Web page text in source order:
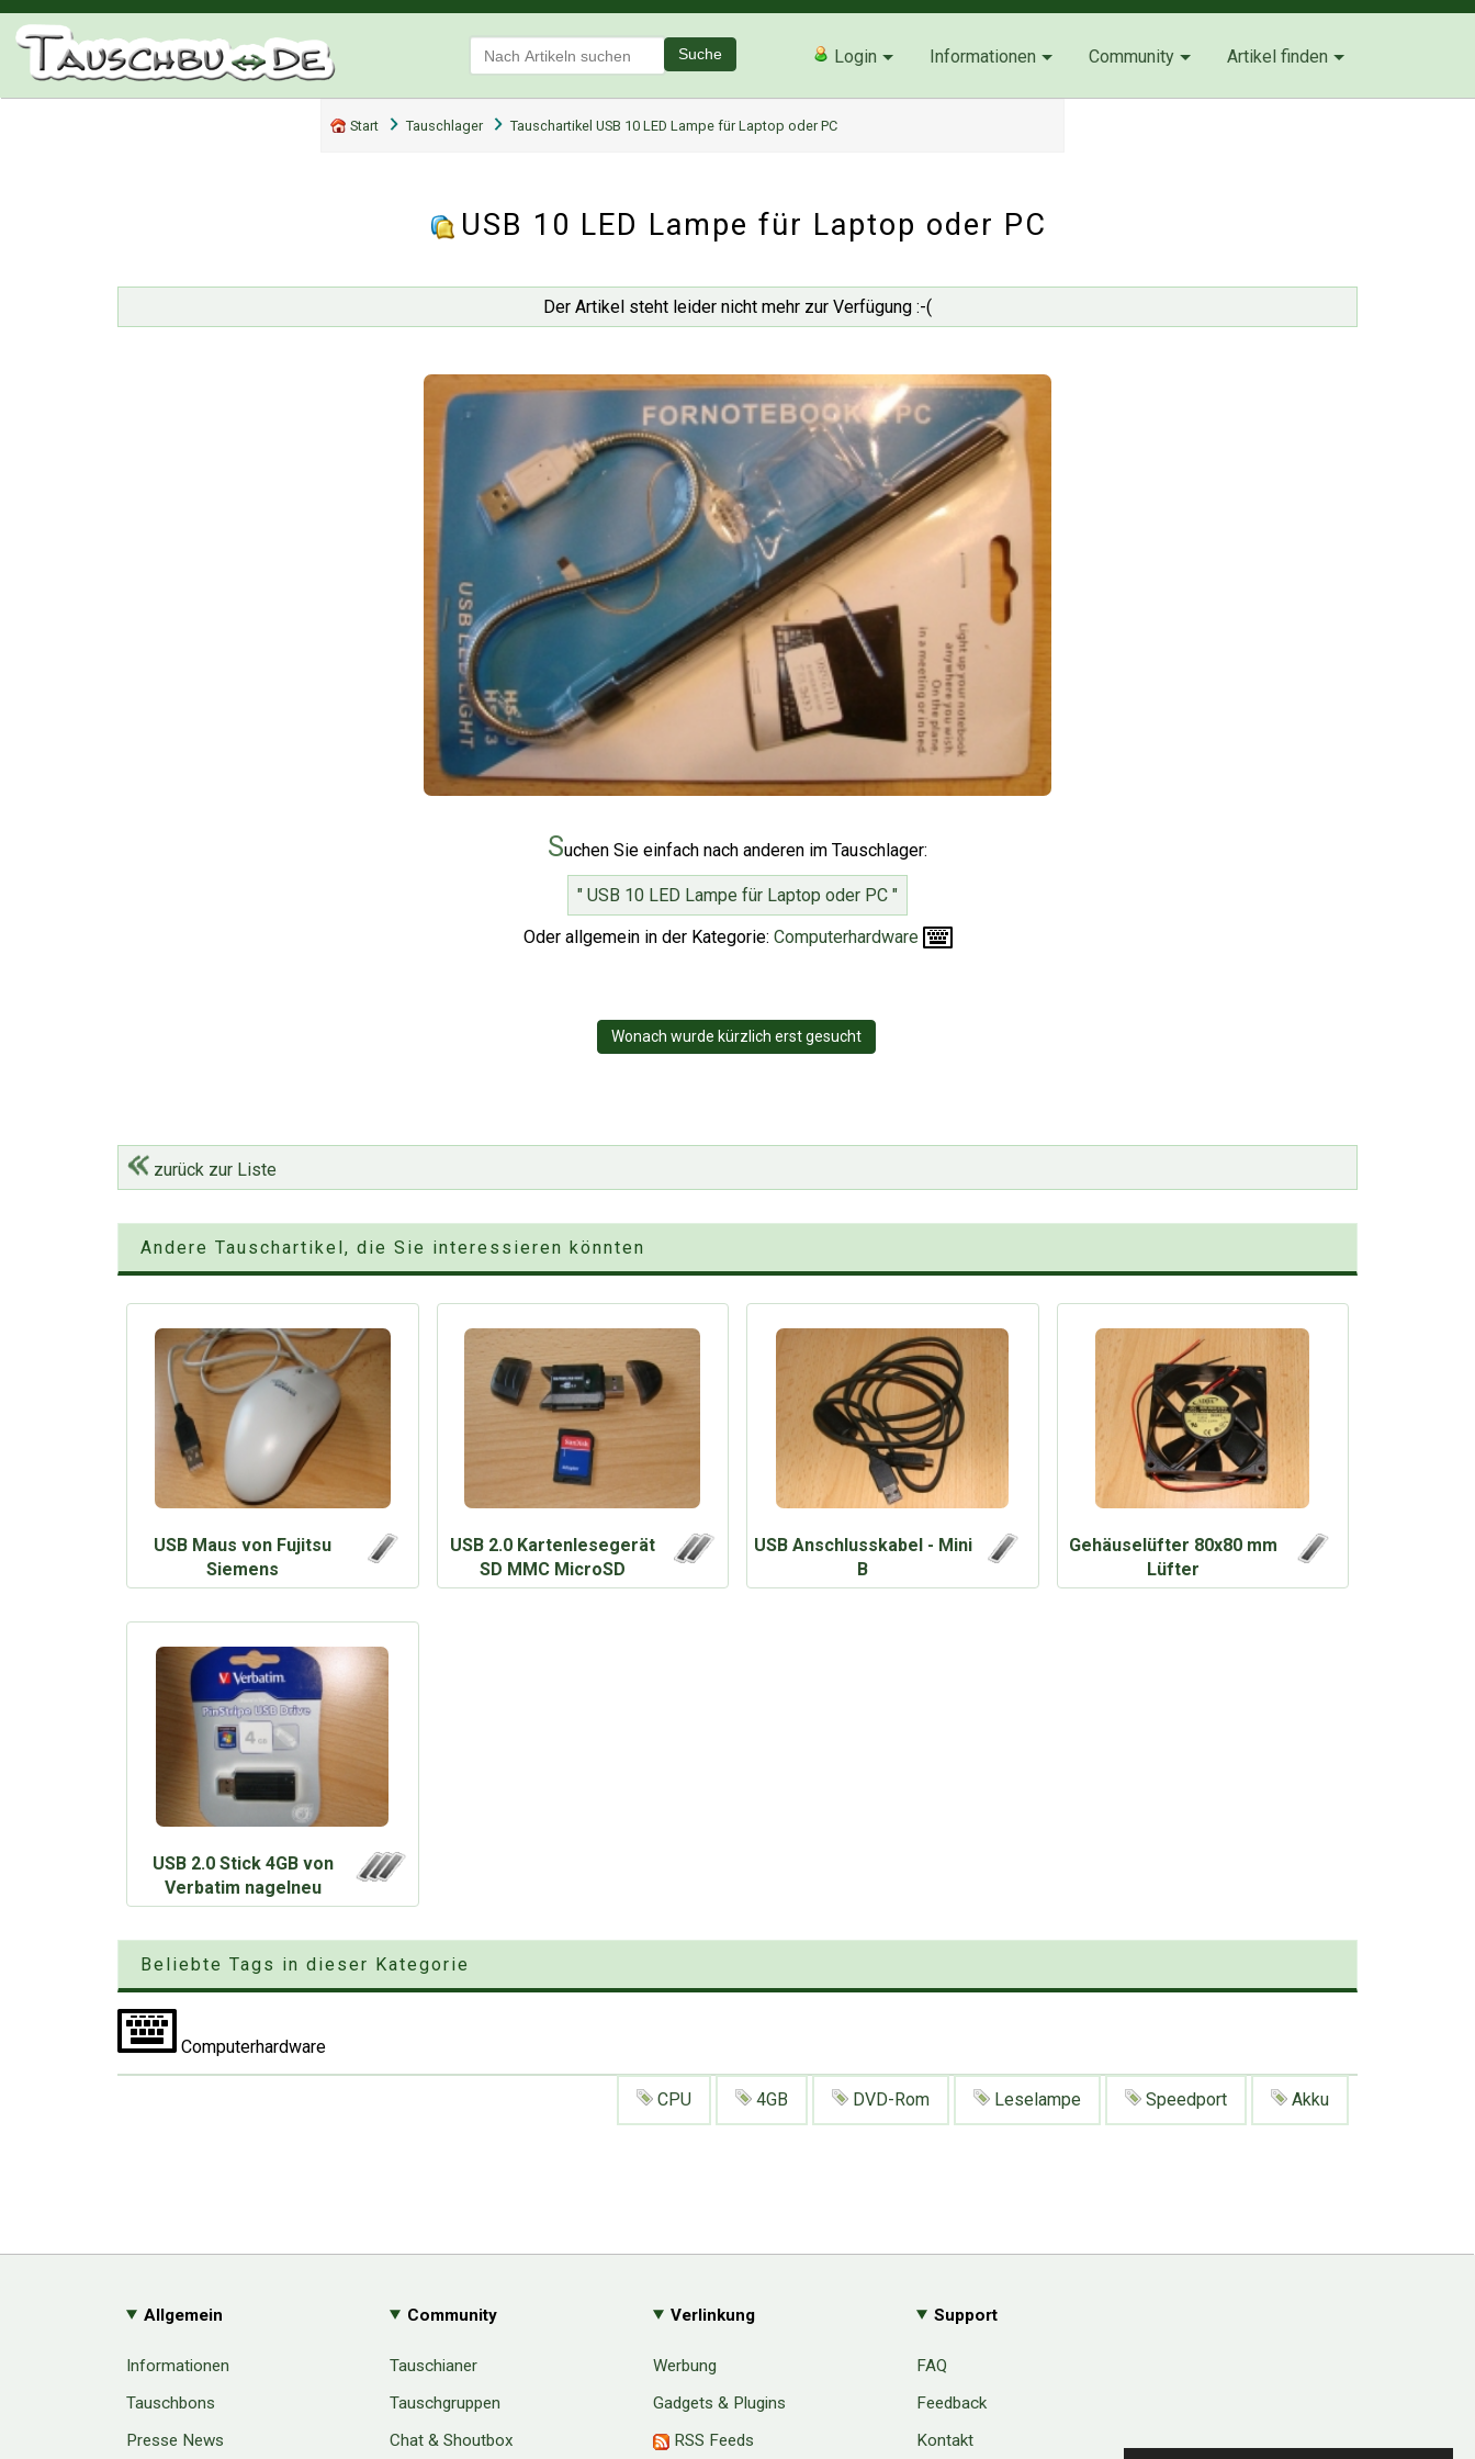
Suche Login Informationen Community Artikel finden
Start Tauschlager Tauschartikel USB 10 LED Lampe für Laptop oder PC
USB 10 LED Lampe für Laptop oder PC
Der Artikel steht leider nicht mehr zur Verfügung :-(
Suchen Sie einfach nach anderen im Tauschlager:
" USB 10 LED Lampe für Laptop oder PC "
Oder allgemein in der Kategorie: Computerhardware
Wonach wurde kürzlich erst gesucht
zurück zur Liste
Andere Tauschartikel, die Sie interessieren könnten
USB Maus von Fujitsu
Siemens
USB 2.0 Kartenlesegerät
SD MMC MicroSD
USB Anschlusskabel - Mini
B
Gehäuselüfter 80x80 mm
Lüfter
USB 2.0 Stick 4GB von
Verbatim nagelneu
Beliebte Tags in dieser Kategorie
Computerhardware
CPU 4GB DVD-Rom Leselampe Speedport Akku
Allgemein
Informationen
Tauschbons
Presse News
Community
Tauschianer
Tauschgruppen
Chat & Shoutbox
Verlinkung
Werbung
Gadgets & Plugins
RSS Feeds
Support
FAQ
Feedback
Kontakt